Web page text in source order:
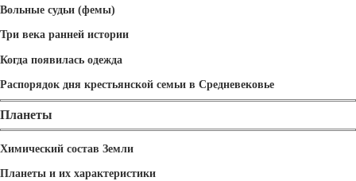
Вольные судьи (фемы)
Три века ранней истории
Когда появилась одежда
Распорядок дня крестьянской семьи в Средневековье
Планеты
Химический состав Земли
Планеты и их характеристики